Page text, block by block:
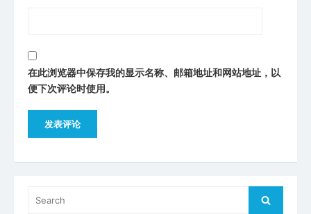
在此浏览器中保存我的显示名称、邮箱地址和网站地址，以
便下次评论时使用。
for:
Search